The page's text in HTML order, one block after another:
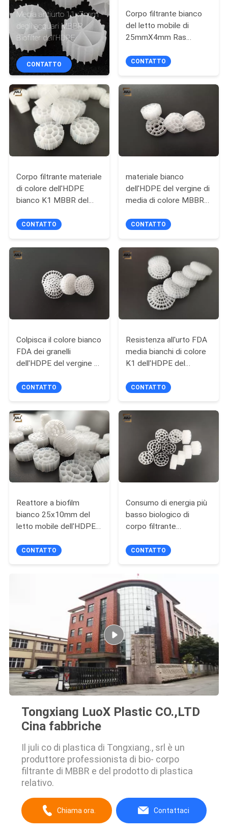
CONTROLLO
DELLA
QUALITÀ
CONTATTACI
CHIEDI UN
PREVENTIVO
MAPPA
DEL
POLITICA
SULLA
PRIVACY
Media antiurto 11x7mm
degli acquari MBBR
Biofilter dell'HDPE
CONTATTO
Corpo filtrante bianco
del letto mobile di
25mmX4mm Ras
CONTATTO
Corpo filtrante materiale
di colore dell'HDPE
bianco K1 MBBR del
CONTATTO
materiale bianco
dell'HDPE del vergine di
media di colore MBBR
25x10mm bio- per lo
CONTATTO
Colpisca il colore bianco
FDA dei granelli
dell'HDPE del vergine di
resistenza
CONTATTO
Resistenza all'urto FDA
media bianchi di colore
K1 dell'HDPE del
libero
CONTATTO
Reattore a biofilm
bianco 25x10mm del
letto mobile dell'HDPE
lo stagno di pesce
CONTATTO
Consumo di energia più
basso biologico di
corpo filtrante
di plastica del vergine
CONTATTO
Tongxiang LuoX Plastic CO.,LTD
Cina fabbriche
Il juli co di plastica di Tongxiang., srl è un
produttore professionista di bio- corpo
filtrante di MBBR e del prodotto di plastica
relativo.
Chiama ora. Contattaci